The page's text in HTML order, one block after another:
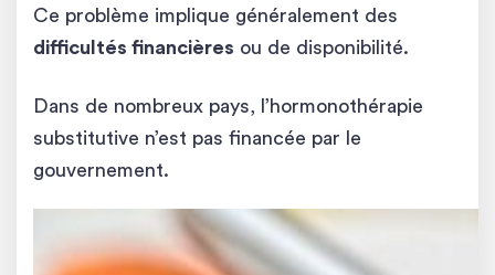
Ce problème implique généralement des
difficultés financières ou de disponibilité.
Dans de nombreux pays, l’hormonothérapie
substitutive n’est pas financée par le
gouvernement.